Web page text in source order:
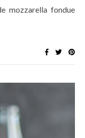
mozzarella fondue